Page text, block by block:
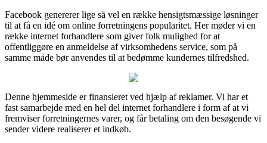
Facebook genererer lige så vel en række hensigtsmæssige løsninger
til at få en idé om online forretningens popularitet. Her møder vi en
række internet forhandlere som giver folk mulighed for at
offentliggøre en anmeldelse af virksomhedens service, som på
samme måde bør anvendes til at bedømme kundernes tilfredshed.
Denne hjemmeside er finansieret ved hjælp af reklamer. Vi har et
fast samarbejde med en hel del internet forhandlere i form af at vi
fremviser forretningernes varer, og får betaling om den besøgende vi
sender videre realiserer et indkøb.